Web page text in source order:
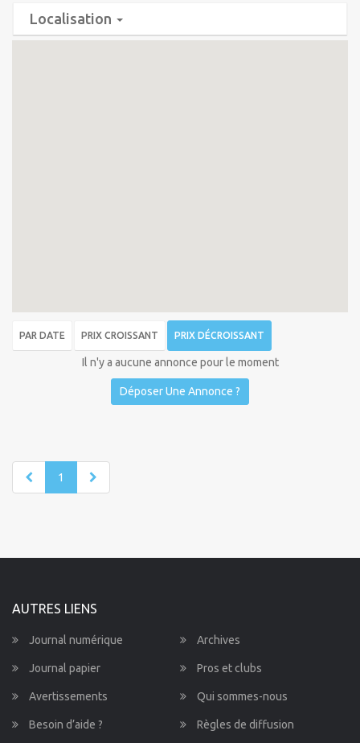
Localisation
PAR DATE PRIX CROISSANT PRIX DÉCROISSANT
Il n'y a aucune annonce pour le moment
Déposer Une Annonce ?
1
AUTRES LIENS
Journal numérique Archives
Journal papier Pros et clubs
Avertissements Qui sommes-nous
Besoin d’aide ? Règles de diffusion